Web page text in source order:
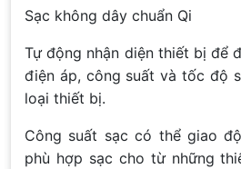
Sạc không dây chuẩn Qi
Tự động nhận diện thiết bị để
điện áp, công suất và tốc độ
loại thiết bị.
Công suất sạc có thể giao
phù hợp sạc cho từ những